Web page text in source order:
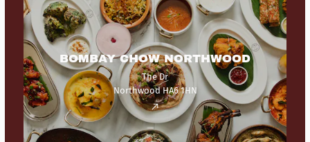
BOMBAY CHOW NORTHWOOD
The Dr
Northwood HA6 1HN